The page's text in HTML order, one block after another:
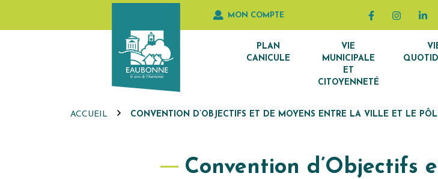
MON COMPTE Lien vers le
Lien
PLAN
CANICULE
VIE
MUNICIPALE
ET
CITOYENNETÉ
ACCUEIL CONVENTION D’OBJECTIFS ET DE MOYENS ENTRE LA VILLE ET LE
Convention d’Objectifs